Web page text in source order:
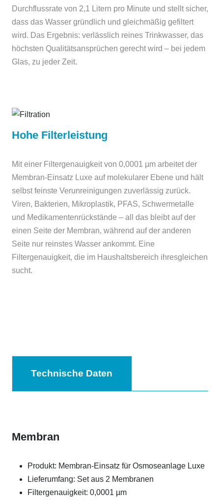
Durchflussrate von 2,1 Litern pro Minute und stellt sicher,
dass das Wasser gründlich und gleichmäßig gefiltert
wird. Das Ergebnis: verlässlich reines Trinkwasser, das
höchsten Qualitätsansprüchen gerecht wird – bei jedem
Glas, zu jeder Zeit.
Hohe Filterleistung
Mit einer Filtergenauigkeit von 0,0001 µm arbeitet der
Membran-Einsatz Luxe auf molekularer Ebene und hält
selbst feinste Verunreinigungen zuverlässig zurück.
Viren, Bakterien, Mikroplastik, PFAS, Schwermetalle
und Medikamentenrückstände – all das bleibt auf der
einen Seite der Membran, während auf der anderen
Seite nur reinstes Wasser ankommt. Eine
Filtergenauigkeit, die im Haushaltsbereich ihresgleichen
sucht.
Technische Daten
Membran
Produkt: Membran-Einsatz für Osmoseanlage Luxe
Lieferumfang: Set aus 2 Membranen
Filtergenauigkeit: 0,0001 µm